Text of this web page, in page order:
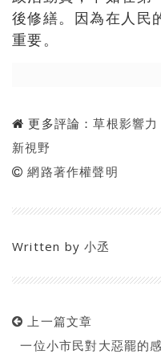
後修繕。因為在人民
重要。
更多評論：草根影響力
新視野
網路著作權聲明
Written by小丞
上一篇文章
一位小市民對大惡罷的感